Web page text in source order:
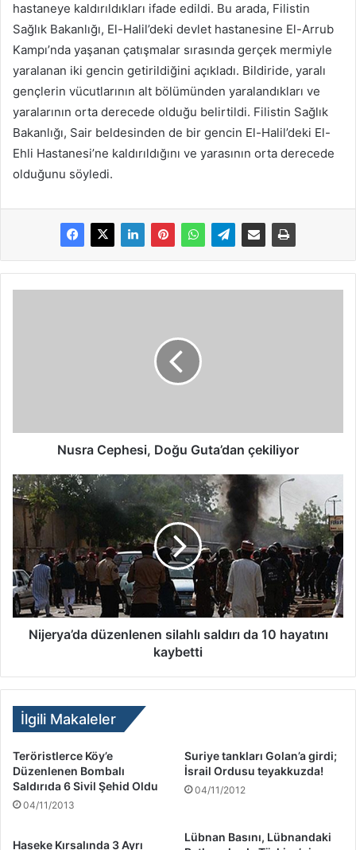
hastaneye kaldırıldıkları ifade edildi. Bu arada, Filistin
Sağlık Bakanlığı, El-Halil’deki devlet hastanesine El-Arrub
Kampı’nda yaşanan çatışmalar sırasında gerçek mermiyle
yaralanan iki gencin getirildiğini açıkladı. Bildiride, yaralı
gençlerin vücutlarının alt bölümünden yaralandıkları ve
yaralarının orta derecede olduğu belirtildi. Filistin Sağlık
Bakanlığı, Sair beldesinden de bir gencin El-Halil’deki El-
Ehli Hastanesi’ne kaldırıldığını ve yarasının orta derecede
olduğunu söyledi.
Nusra Cephesi, Doğu Guta’dan çekiliyor
Nijerya’da düzenlenen silahlı saldırı da 10 hayatını
kaybetti
İlgili Makaleler
Teröristlerce Köy’e
Düzenlenen Bombalı
Saldırıda 6 Sivil Şehid Oldu
04/11/2013
Suriye tankları Golan’a girdi;
İsrail Ordusu teyakkuzda!
04/11/2012
Haseke Kırsalında 3 Ayrı
Lübnan Basını, Lübnandaki